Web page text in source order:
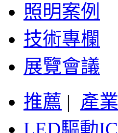
照明案例
技術專欄
展覽會議
推薦 | 產業
LED驅動IC